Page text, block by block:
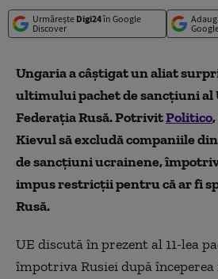
Urmărește Digi24în Google
Discover
Ungaria a câștigat un aliat
ultimului pachet de sancțiuni al
Federația Rusă. PotrivitPolitico
Kievul să excludă companiile
de sancțiuni ucrainene,
impus restricții pentru că ar fi
Rusă.
UE discută în prezent al 11-lea
împotriva Rusiei după începerea